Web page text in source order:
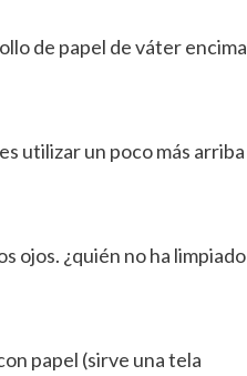
de papel de váter encima
utilizar un poco más arriba
ojos. ¿quién no ha limpiado
papel (sirve una tela